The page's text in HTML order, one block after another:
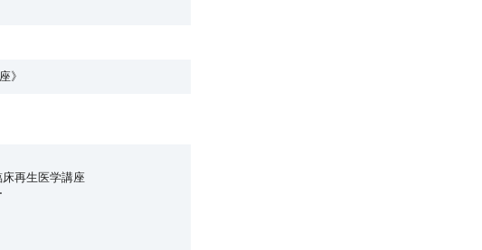
》
再生医学講座